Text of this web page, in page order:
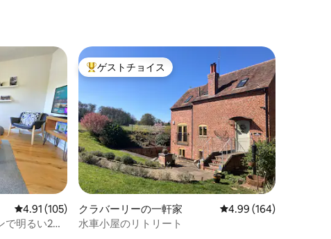
レビュー105件、5つ星中4.91つ星の平均評価
4.91 (105)
明るい2ベ
大好評のゲストチョイスです。
ゲストチョイス
クラバーリーの一軒家 レビュー164件、5つ
4.99 (164)
水車小屋のリトリート